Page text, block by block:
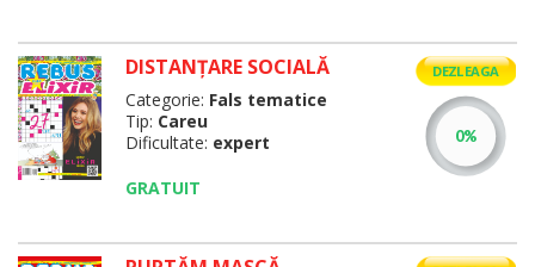
DISTANŢARE SOCIALĂ
Categorie: Fals tematice
Tip: Careu
Dificultate: expert
GRATUIT
DEZLEAGA